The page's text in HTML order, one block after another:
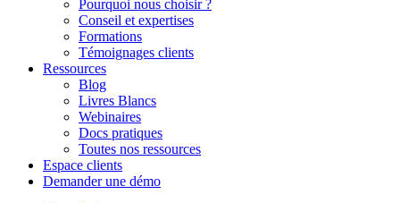
Pourquoi nous choisir ?
Conseil et expertises
Formations
Témoignages clients
Ressources
Blog
Livres Blancs
Webinaires
Docs pratiques
Toutes nos ressources
Espace clients
Demander une démo